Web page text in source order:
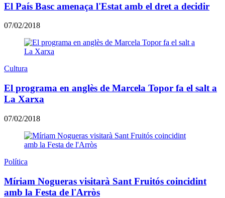
El País Basc amenaça l'Estat amb el dret a decidir
07/02/2018
Cultura
El programa en anglès de Marcela Topor fa el salt a
La Xarxa
07/02/2018
Política
Míriam Nogueras visitarà Sant Fruitós coincidint
amb la Festa de l'Arròs